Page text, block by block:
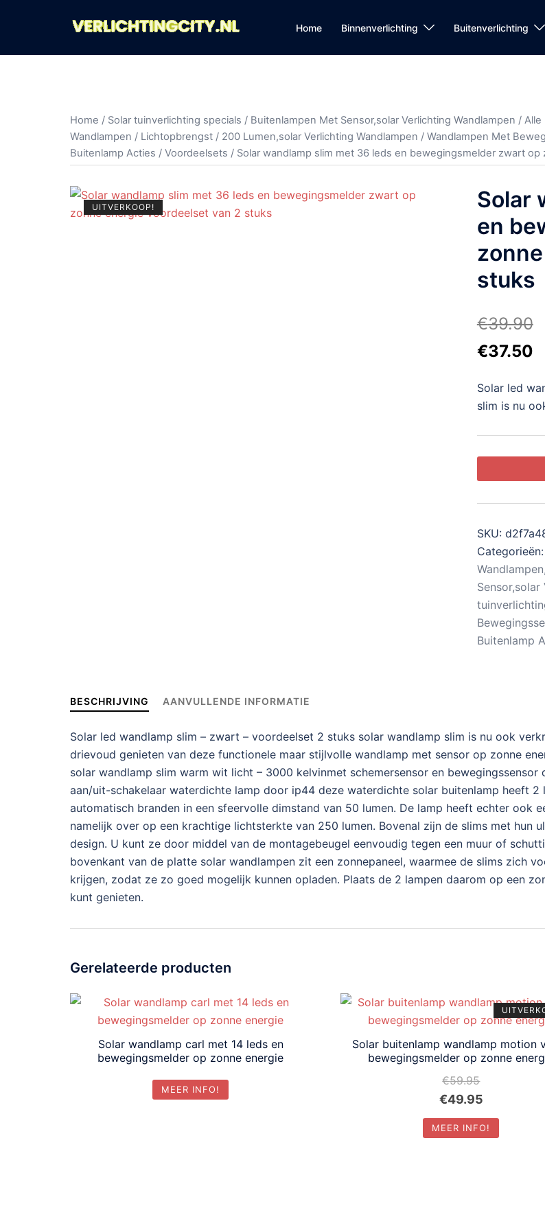
Home Binnenverlichting Buitenverlichting
Home / Solar tuinverlichting specials / Buitenlampen Met Sensor,solar Verlichting Wandlampen / Alle
Wandlampen / Lichtopbrengst / 200 Lumen,solar Verlichting Wandlampen / Wandlampen Met
Buitenlamp Acties / Voordeelsets / Solar wandlamp slim met 36 leds en bewegingsmelder zwart
UITVERKOOP!
Solar
en
stuks
€39.90
was:
€39.90.
€37.50
Solar led
slim is nu
SKU:
Categorieën:
Buitenlamp
BESCHRIJVING AANVULLENDE INFORMATIE
Solar led wandlamp slim – zwart – voordeelset 2 stuks solar wandlamp slim is nu ook
drievoud genieten van deze functionele maar stijlvolle wandlamp met sensor op zonne
solar wandlamp slim warm wit licht – 3000 kelvinmet schemersensor en
aan/uit-schakelaar waterdichte lamp door ip44 deze waterdichte solar buitenlamp heeft 2
automatisch branden in een sfeervolle dimstand van 50 lumen. De lamp heeft echter ook
namelijk over op een krachtige lichtsterkte van 250 lumen. Bovenal zijn de slims met hun
design. U kunt ze door middel van de montagebeugel eenvoudig tegen een muur of
bovenkant van de platte solar wandlampen zit een zonnepaneel, waarmee de slims zich
krijgen, zodat ze zo goed mogelijk kunnen opladen. Plaats de 2 lampen daarom op een
kunt genieten.
Gerelateerde producten
Solar wandlamp carl met 14 leds en
bewegingsmelder op zonne energie
MEER INFO!
Solar buitenlamp wandlamp motion
bewegingsmelder op zonne
€59.95
Oorspronkelijke
prijs
was:
€49.95Huidige
prijs
is:
MEER INFO!